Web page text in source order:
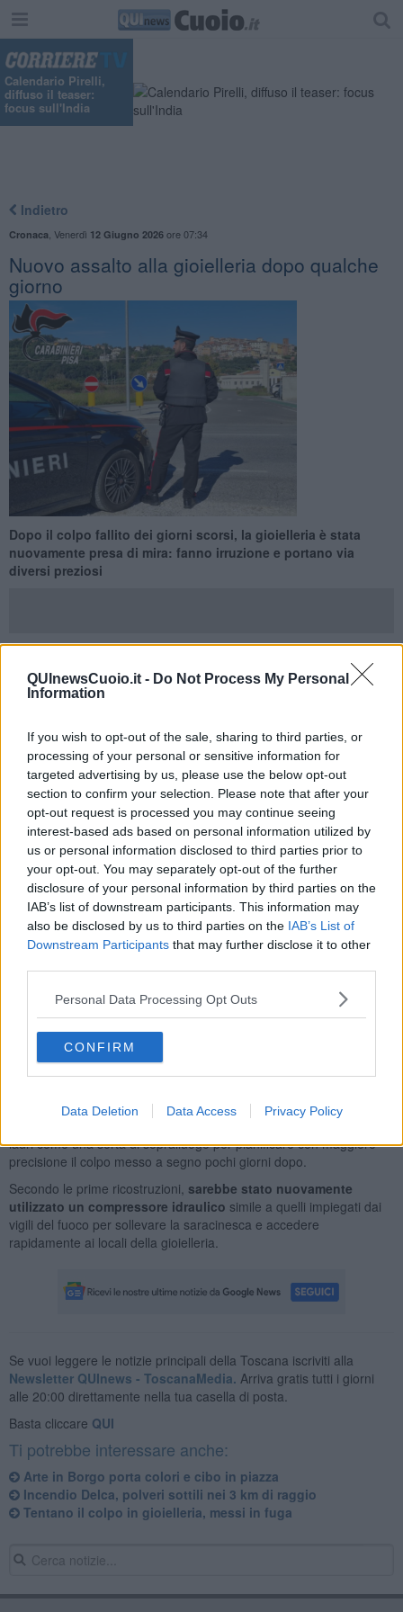
QUInewsCuoio.it - Do Not Process My Personal
Information
If you wish to opt-out of the sale, sharing to third parties, or
processing of your personal or sensitive information for
targeted advertising by us, please use the below opt-out
section to confirm your selection. Please note that after your
opt-out request is processed you may continue seeing
interest-based ads based on personal information utilized by
us or personal information disclosed to third parties prior to
your opt-out. You may separately opt-out of the further
disclosure of your personal information by third parties on the
IAB’s list of downstream participants. This information may
also be disclosed by us to third parties on the IAB’s List of
Downstream Participants that may further disclose it to other
Personal Data Processing Opt Outs
CONFIRM
Data Deletion Data Access Privacy Policy
Calendario Pirelli,
diffuso il teaser:
focus sull'India
Indietro
Cronaca Venerdì 12 Giugno 2026ore 07:34
Nuovo assalto alla gioielleria dopo qualche
giorno
Dopo il colpo fallito dei giorni scorsi, la gioielleria è stata
nuovamente presa di mira: fanno irruzione e portano via
diversi preziosi
SANTA MARIA A MONTE —A pochi giorni dal primo tentativo di
furto, sventato dai proprietari, la
presa di mira persumibilmente dai soliti soggetti . Questa volta il
colpo è andato a segno e i malviventi sono riusciti a portare via
alcuni preziosi, mentre resta ancora da quantificare l'entità della
refurtiva.
Come dichiarato daIl Tirreno, secondo quanto emerso dalle
immagini delle telecamere di sorveglianza, ad agire sarebbero stati
almenotre uominicon il volto coperto, probabilmente supportati
da altri complici all'esterno. Il gruppo avrebbe utilizzato lo stesso
metodo già adottato nel precedente assalto, provocando ingenti
danni alla saracinesca, alla porta d'ingresso e alle vetrine del
negozio. I malviventi hanno tentato anche di forzare la cassaforte,
senza però riuscire ad aprirla.
residenti della zona. Nonostante il rapido intervento dei
Carabinieri, i responsabili erano già riusciti a fuggire con il
bottino.
Gli investigatori stanno ora lavorando per identificare i componenti
ladri come una sorta di sopralluogo per pianificare con maggiore
precisione il colpo messo a segno pochi giorni dopo.
Secondo le prime ricostruzioni, sarebbe stato nuovamente
utilizzato un compressore idraulico simile a quelli impiegati dai
vigili del fuoco per sollevare la saracinesca e accedere
rapidamente ai locali della gioielleria.
Se vuoi leggere le notizie principali della Toscana iscriviti alla
Newsletter QUInews - ToscanaMedia. Arriva gratis tutti i giorni
alle 20:00 direttamente nella tua casella di posta.
Basta cliccare QUI
Ti potrebbe interessare anche:
Arte in Borgo porta colori e cibo in piazza
Incendio Delca, polveri sottili nei 3 km di raggio
Tentano il colpo in gioielleria, messi in fuga